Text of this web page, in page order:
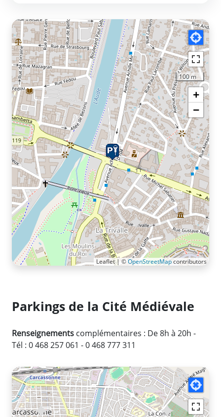
100 m
+
−
Leaflet | ©OpenStreetMapcontributors
Parkings de la Cité Médiévale
Renseignements complémentaires : De 8h à 20h -
Tél : 0 468 257 061 - 0 468 777 311